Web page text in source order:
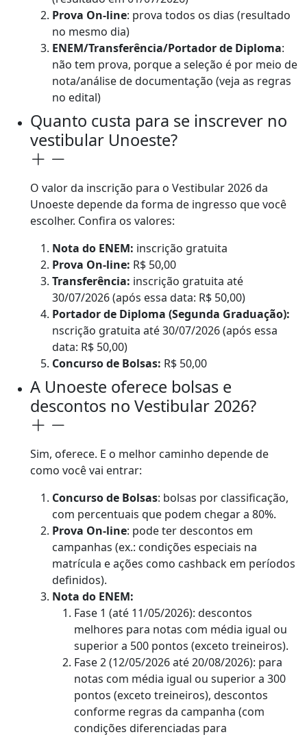
Prova On-line: prova todos os dias (resultado
no mesmo dia)
ENEM/Transferência/Portador de Diploma:
não tem prova, porque a seleção é por meio de
nota/análise de documentação (veja as regras
no edital)
Quanto custa para se inscrever no
vestibular Unoeste?
O valor da inscrição para o Vestibular 2026 da
Unoeste depende da forma de ingresso que você
escolher. Confira os valores:
Nota do ENEM: inscrição gratuita
Prova On-line: R$ 50,00
Transferência: inscrição gratuita até
30/07/2026 (após essa data: R$ 50,00)
Portador de Diploma (Segunda Graduação):
nscrição gratuita até 30/07/2026 (após essa
data: R$ 50,00)
Concurso de Bolsas: R$ 50,00
A Unoeste oferece bolsas e
descontos no Vestibular 2026?
Sim, oferece. E o melhor caminho depende de
como você vai entrar:
Concurso de Bolsas: bolsas por classificação,
com percentuais que podem chegar a 80%.
Prova On-line: pode ter descontos em
campanhas (ex.: condições especiais na
matrícula e ações como cashback em períodos
definidos).
Nota do ENEM:
Fase 1 (até 11/05/2026): descontos
melhores para notas com média igual ou
superior a 500 pontos (exceto treineiros).
Fase 2 (12/05/2026 até 20/08/2026): para
notas com média igual ou superior a 300
pontos (exceto treineiros), descontos
conforme regras da campanha (com
condições diferenciadas para